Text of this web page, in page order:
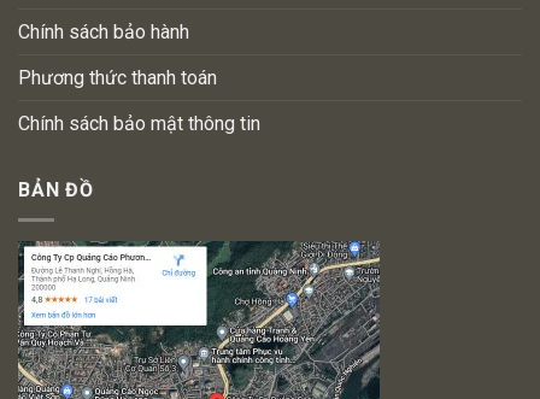
Chính sách bảo hành
Phương thức thanh toán
Chính sách bảo mật thông tin
BẢN ĐỒ